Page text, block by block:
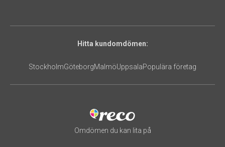
Hitta kundomdömen:
StockholmGöteborgMalmöUppsalaPopulära företag
Omdömen du kan lita på